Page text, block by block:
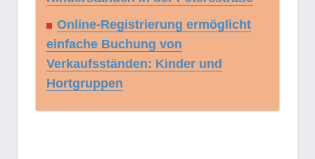
Online-Registrierung ermöglicht
einfache Buchung von
Verkaufsständen: Kinder und
Hortgruppen